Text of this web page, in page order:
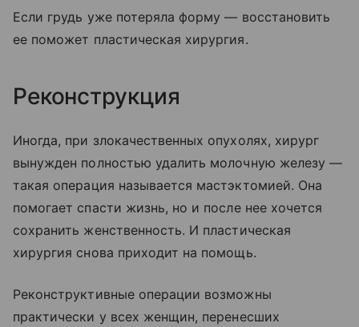
Если грудь уже потеряла форму — восстановить
ее поможет пластическая хирургия.
Реконструкция
Иногда, при злокачественных опухолях, хирург
вынужден полностью удалить молочную железу —
такая операция называется мастэктомией. Она
помогает спасти жизнь, но и после нее хочется
сохранить женственность. И пластическая
хирургия снова приходит на помощь.
Реконструктивные операции возможны
практически у всех женщин, перенесших